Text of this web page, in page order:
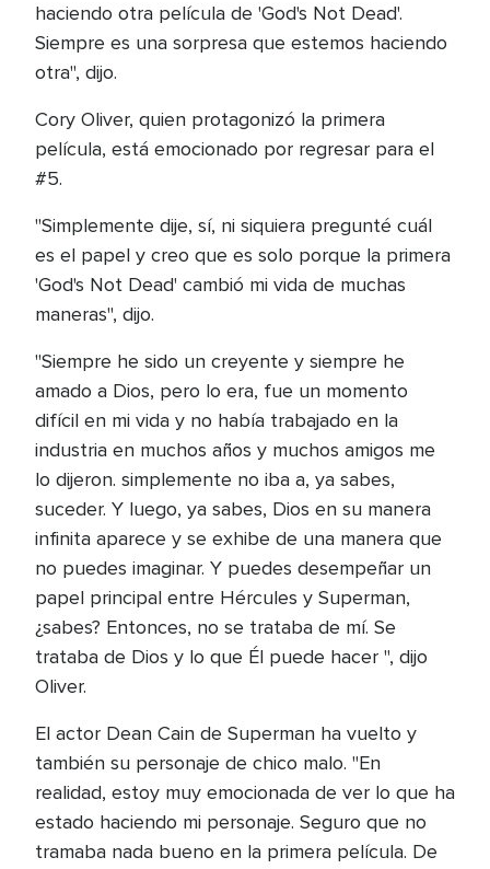
haciendo otra película de 'God's Not Dead'.
Siempre es una sorpresa que estemos haciendo
otra", dijo.
Cory Oliver, quien protagonizó la primera
película, está emocionado por regresar para el
#5.
"Simplemente dije, sí, ni siquiera pregunté cuál
es el papel y creo que es solo porque la primera
'God's Not Dead' cambió mi vida de muchas
maneras", dijo.
"Siempre he sido un creyente y siempre he
amado a Dios, pero lo era, fue un momento
difícil en mi vida y no había trabajado en la
industria en muchos años y muchos amigos me
lo dijeron. simplemente no iba a, ya sabes,
suceder. Y luego, ya sabes, Dios en su manera
infinita aparece y se exhibe de una manera que
no puedes imaginar. Y puedes desempeñar un
papel principal entre Hércules y Superman,
¿sabes? Entonces, no se trataba de mí. Se
trataba de Dios y lo que Él puede hacer ", dijo
Oliver.
El actor Dean Cain de Superman ha vuelto y
también su personaje de chico malo. "En
realidad, estoy muy emocionada de ver lo que ha
estado haciendo mi personaje. Seguro que no
tramaba nada bueno en la primera película. De